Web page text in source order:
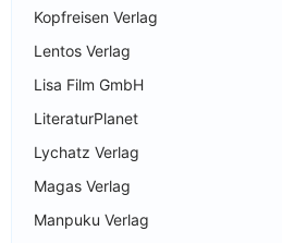
Kopfreisen Verlag
Lentos Verlag
Lisa Film GmbH
LiteraturPlanet
Lychatz Verlag
Magas Verlag
Manpuku Verlag